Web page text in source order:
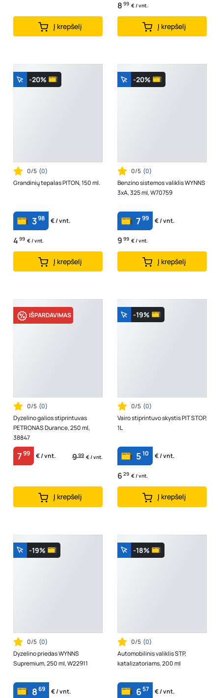
Į krepšelį
8 99 € / vnt.
Į krepšelį
-20%
0/5 (0)
Grandinių tepalas PITON, 150 ml.
398 € / vnt.
4 99 € / vnt.
Į krepšelį
-20%
0/5 (0)
Benzino sistemos valiklis WYNNS
3xA, 325 ml, W70759
799 € / vnt.
9 99 € / vnt.
Į krepšelį
IŠPARDAVIMAS
0/5 (0)
Dyzelino galios stiprintuvas
PETRONAS Durance, 250 ml,
38847
799 € / vnt. 999 € / vnt.
Į krepšelį
-19%
0/5 (0)
Vairo stiprintuvo skystis PIT STOP,
1L
510 € / vnt.
6 29 € / vnt.
Į krepšelį
-19%
0/5 (0)
Dyzelino priedas WYNNS
Supremium, 250 ml, W22911
869 € / vnt.
-18%
0/5 (0)
Automobilinis valiklis STP,
katalizatoriams, 200 ml
657 € / vnt.